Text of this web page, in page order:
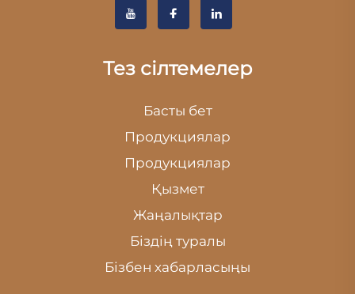
Тез сілтемелер
Басты бет
Продукциялар
Продукциялар
Қызмет
Жаңалықтар
Біздің туралы
Бізбен хабарласыңы